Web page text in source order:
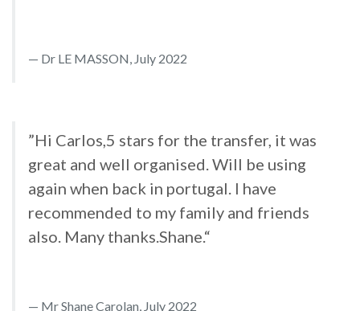
Dr LE MASSON, July 2022
”Hi Carlos,5 stars for the transfer, it was
great and well organised. Will be using
again when back in portugal. I have
recommended to my family and friends
also. Many thanks.Shane.“
Mr Shane Carolan, July 2022